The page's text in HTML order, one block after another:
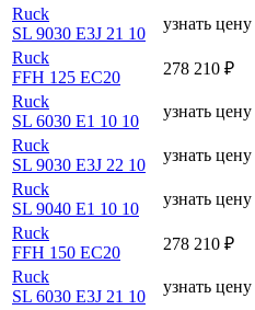
Ruck
SL 9030 E3J 21 10
узнать цену
Ruck
FFH 125 EC20
278 210 ₽
Ruck
SL 6030 E1 10 10
узнать цену
Ruck
SL 9030 E3J 22 10
узнать цену
Ruck
SL 9040 E1 10 10
узнать цену
Ruck
FFH 150 EC20
278 210 ₽
Ruck
SL 6030 E3J 21 10
узнать цену